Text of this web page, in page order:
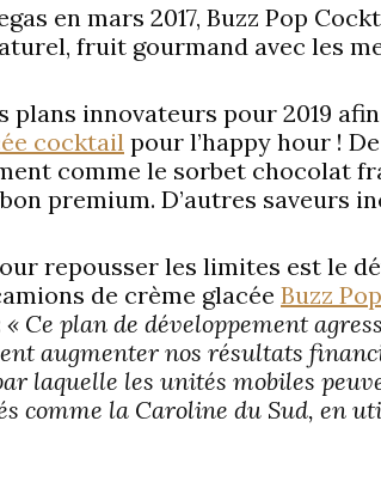
en mars 2017, Buzz Pop
fruit gourmand avec les
plans innovateurs pour 2019
cocktail pour l’happy hour !
comme le sorbet chocolat
premium. D’autres saveurs
repousser les limites est le
de crème glacée Buzz Pop
« Ce plan de développement
augmenter nos résultats
laquelle les unités mobiles
comme la Caroline du Sud, en